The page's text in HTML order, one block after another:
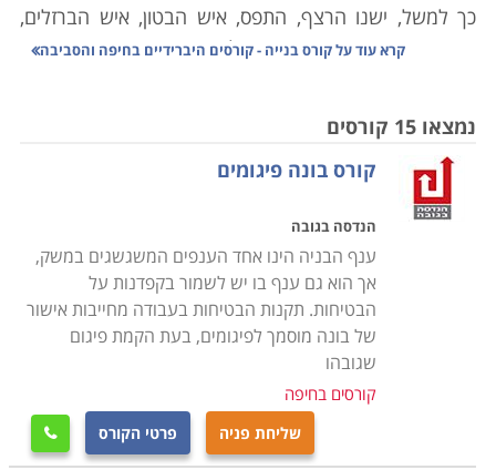
כך למשל, ישנו הרצף, התפס, איש הבטון, איש הברזלים,
הזגג, הרפד, הטייח והסתת. כל מקצוע דורש ידע מקצועי
במקום.
תחום הבניה הוא מגוון ונסמך על מספר גורמים מקצועיים
העובדים יחד בשיתוף פעולה על
לפועל. לכן, יש צורך בקורס בנייה במסגרתו נלמדים כל
יסודות העבודה בהתאם לחלוקה לפי תחומים. כך למשל
בתחום החומרים נלמדים כל חומרי הבניין שנעשה בהם
שימוש החל מחול, חצץ, מלט ובטון ועד ברזל, אלומיניום,
זכוכית וחומרים נוספים. בתחום הביצוע נלמדות כל הפעולות
שצריך לבצע בנאי במהלך העבודה, כמו סדר פעולות, ראייה
מערכתית והנחת יסודות. נוסף לכך, במסגרת הקורס נלמדים
קרא עוד עלקורס בנייה - קורסים היברידיים בחיפה והסביבה
נמצאו 15 קורסים
קורס בונה פיגומים
הנדסה בגובה
ענף הבניה הינו אחד הענפים המשגשגים במשק,
אך הוא גם ענף בו יש לשמור בקפדנות על
הבטיחות. תקנות הבטיחות בעבודה מחייבות אישור
של בונה מוסמך לפיגומים, בעת הקמת פיגום
שגובהו
קורסים בחיפה
שליחת פניה פרטי הקורס 